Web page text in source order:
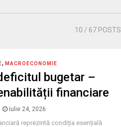
10 / 67 POSTS
, MACROECONOMIE
bugetar –
financiare
iulie 24, 2026
reprezintă condiția esențială